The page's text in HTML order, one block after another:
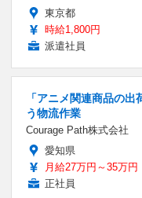
東京都
時給1,800円
派遣社員
「アニメ関連商品の
う物流作業
Courage Path株式会社
愛知県
月給27万円～35万円
正社員